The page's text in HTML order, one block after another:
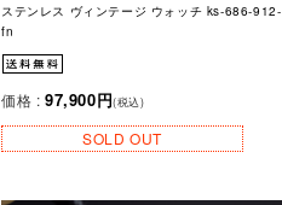
ステンレス ヴィンテージ ウォッチ ks-686-912-
fn
価格 : 97,900円(税込)
SOLD OUT